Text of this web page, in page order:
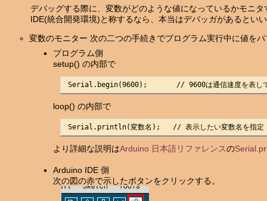
デバッグする際に、変数がどのような値になっているかモニタ
IDE(統合開発環境)と称するなら、本当はデバッガがあるといい
変数のモニター 次の二つの手続きでプログラム実行中に値を
プログラム側
setup() の内部で
Serial.begin(9600);       // 9600は通信速度を表し
loop() の内部で
Serial.println(変数名);   // 表示したい変数名を指定
より詳細な説明はArduino 日本語リファレンスの
Arduino IDE 側
次の図の赤で示したボタンをクリックする。